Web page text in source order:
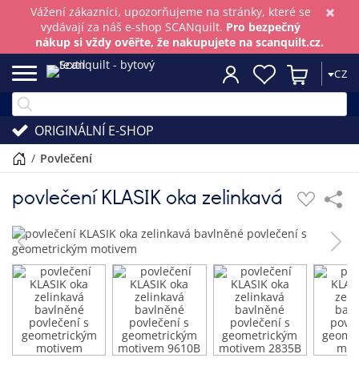
×
Vážení zákazníci, upozorňujeme na stránky, které se
vydávají za náš e-shop SCANquilt. Pro bezpečný
nákup si vždy ověřte, že nakupujete na scanquilt.cz.
CZ
ORIGINÁLNÍ E-SHOP
/ povlečení
povlečení KLASIK oka zelinkavá